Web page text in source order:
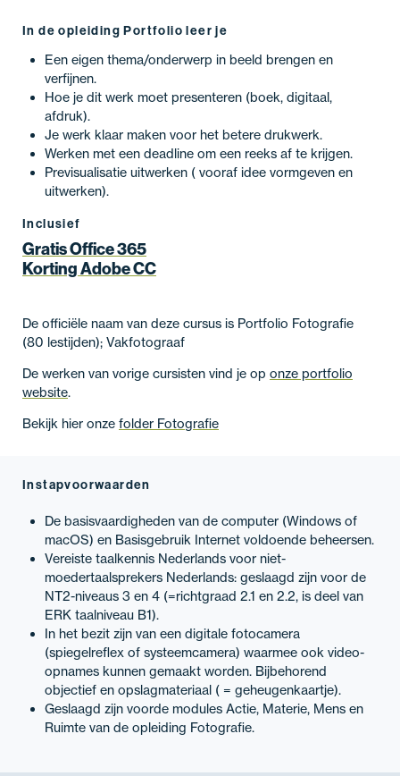
In de opleiding Portfolio leer je
Een eigen thema/onderwerp in beeld brengen en
verfijnen.
Hoe je dit werk moet presenteren (boek, digitaal,
afdruk).
Je werk klaar maken voor het betere drukwerk.
Werken met een deadline om een reeks af te krijgen.
Previsualisatie uitwerken ( vooraf idee vormgeven en
uitwerken).
Inclusief
Gratis Office 365
Korting Adobe CC
De officiële naam van deze cursus is Portfolio Fotografie
(80 lestijden); Vakfotograaf
De werken van vorige cursisten vind je op onze portfolio
website.
Bekijk hier onze folder Fotografie
Instapvoorwaarden
De basisvaardigheden van de computer (Windows of
macOS) en Basisgebruik Internet voldoende beheersen.
Vereiste taalkennis Nederlands voor niet-
moedertaalsprekers Nederlands: geslaagd zijn voor de
NT2-niveaus 3 en 4 (=richtgraad 2.1 en 2.2, is deel van
ERK taalniveau B1).
In het bezit zijn van een digitale fotocamera
(spiegelreflex of systeemcamera) waarmee ook video-
opnames kunnen gemaakt worden. Bijbehorend
objectief en opslagmateriaal ( = geheugenkaartje).
Geslaagd zijn voorde modules Actie, Materie, Mens en
Ruimte van de opleiding Fotografie.